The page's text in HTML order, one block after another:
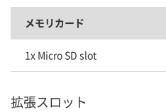
メモリカード
1x Micro SD slot
拡張スロット